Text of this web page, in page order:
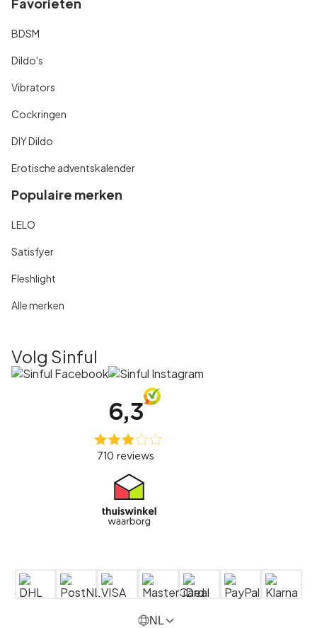
BDSM
Dildo's
Vibrators
Cockringen
DIY Dildo
Erotische adventskalender
Populaire merken
LELO
Satisfyer
Fleshlight
Alle merken
Volg Sinful
NL